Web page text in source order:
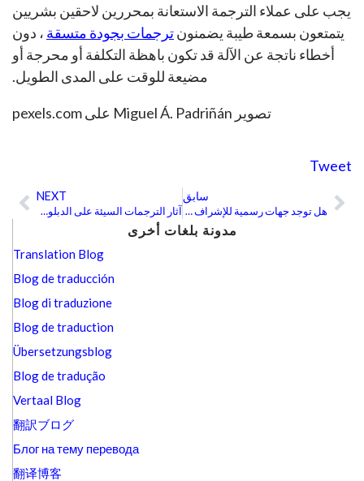
مدونة بلغات أخرى
Translation Blog
Blog de traducción
Blog di traduzione
Blog de traduction
Übersetzungsblog
Blog de tradução
Vertaal Blog
翻訳ブログ
Блог на тему перевода
翻译博客
يجب على عملاء الترجمة الاستعانة بمحررين لاحقين بشريين
يتمتعون بسمعة طيبة يضمنونترجمات بجودة متسقة ، دون
أخطاء ناتجة عن الآلة قد تكون باهظة التكلفة أو محرجة أو
مضيعة للوقت على المدى الطويل.
تصوير Miguel Á. Padriñán على pexels.com
Tweet
Prev سابق
هل توجد جهات رسمية للإشراف اللغوي؟
NEXT
آثار الترجمات السيئة على الدبلوماسية السياسية